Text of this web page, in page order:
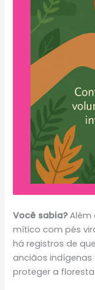
Você sabia?Além
mítico com pés
há registros de
anciãos
proteger a